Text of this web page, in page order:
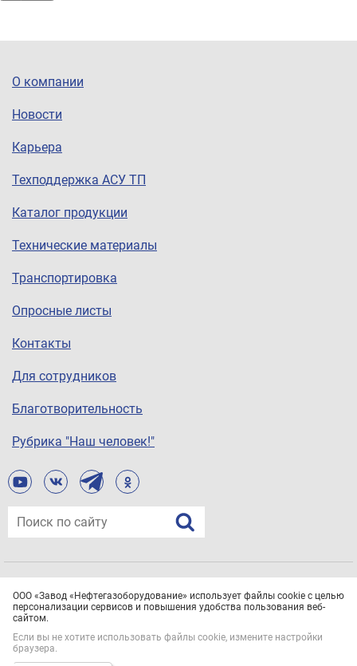
О компании
Новости
Карьера
Техподдержка АСУ ТП
Каталог продукции
Технические материалы
Транспортировка
Опросные листы
Контакты
Для сотрудников
Благотворительность
Рубрика "Наш человек!"
Все права защищены.Политика конфиденциальности
ООО «Завод «Нефтегазоборудование» использует файлы cookie с целью
персонализации сервисов и повышения удобства пользования веб-
сайтом.
Если вы не хотите использовать файлы cookie, измените настройки
браузера.